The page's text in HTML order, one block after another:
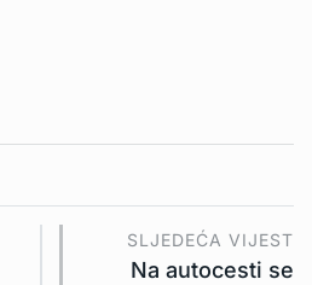
SLJEDEĆA VIJEST
Na autocesti se